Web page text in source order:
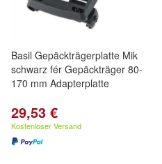
Basil Gepäckträgerplatte Mik
schwarz fér Gepäckträger 80-
170 mm Adapterplatte
29,53 €
Kostenloser Versand